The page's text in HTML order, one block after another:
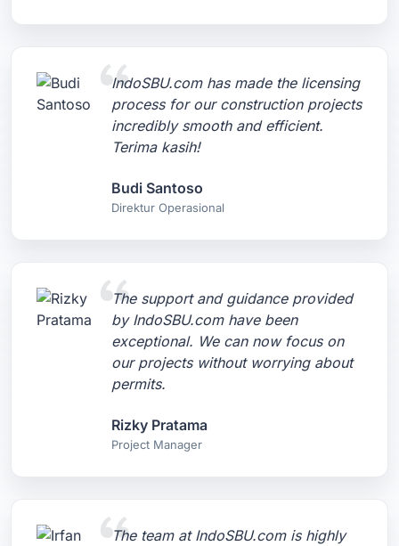
IndoSBU.com has made the licensing
process for our construction projects
incredibly smooth and efficient.
Terima kasih!
Budi Santoso
Direktur Operasional
The support and guidance provided
by IndoSBU.com have been
exceptional. We can now focus on
our projects without worrying about
permits.
Rizky Pratama
Project Manager
The team at IndoSBU.com is highly